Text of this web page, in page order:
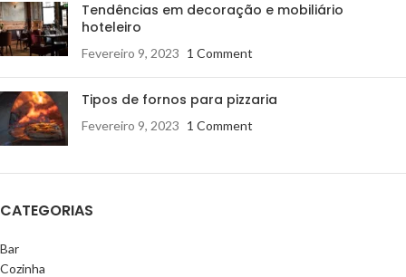
Tendências em decoração e mobiliário
hoteleiro
Fevereiro 9, 2023 1 Comment
Tipos de fornos para pizzaria
Fevereiro 9, 2023 1 Comment
CATEGORIAS
Bar
Cozinha